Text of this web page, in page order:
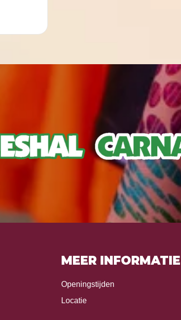
MEER INFORMATIE
Openingstijden
Locatie